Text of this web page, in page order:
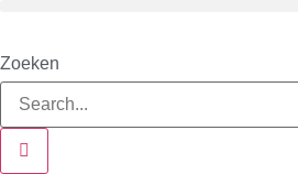
de
inhoud
Zoeken